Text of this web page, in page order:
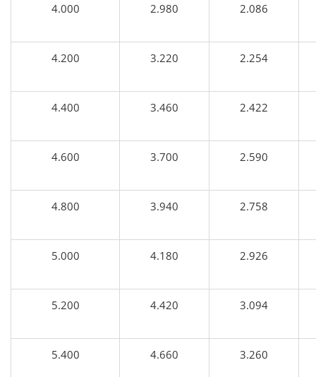
4.000 2.980 2.086
4.200 3.220 2.254
4.400 3.460 2.422
4.600 3.700 2.590
4.800 3.940 2.758
5.000 4.180 2.926
5.200 4.420 3.094
5.400 4.660 3.260